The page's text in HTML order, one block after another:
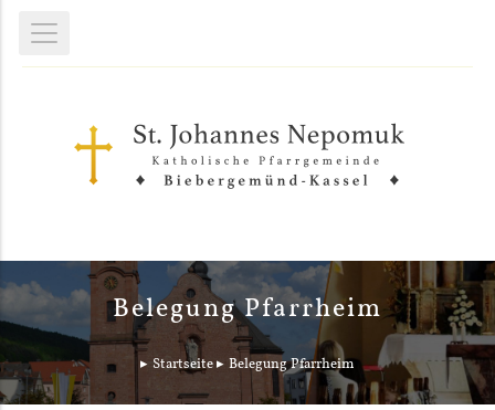
Belegung Pfarrheim
Startseite Belegung Pfarrheim